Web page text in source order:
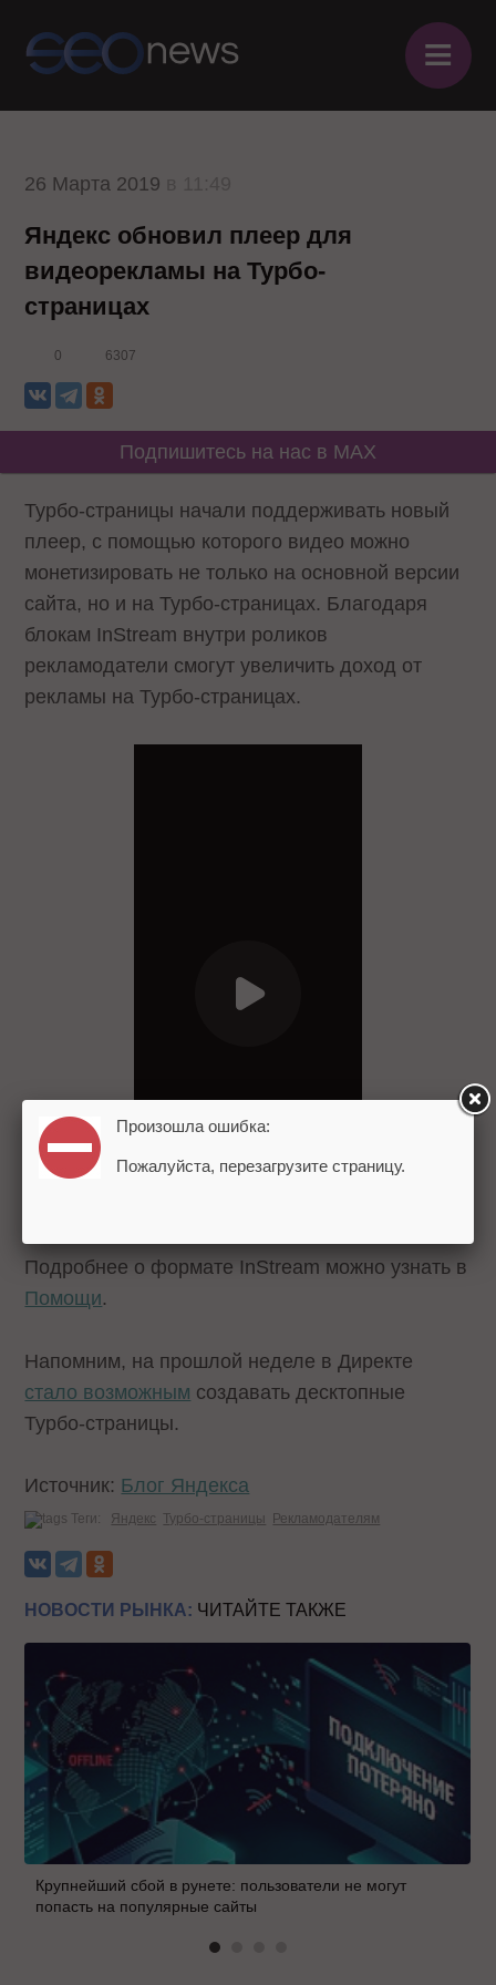
≡
26 Марта 2019
Яндекс обновил плеер для
видеорекламы на Турбо-
страницах
0 6307
Подпишитесь на нас в MAX
Турбо-страницы начали поддерживать новый
плеер, с помощью которого видео можно
монетизировать не только на основной версии
сайта, но и на Турбо-страницах. Благодаря
блокам InStream внутри роликов
рекламодатели смогут увеличить доход от
рекламы на Турбо-страницах.
Подробнее о формате InStream можно узнать в
Помощи.
Напомним, на прошлой неделе в Директе
стало возможным создавать десктопные
Турбо-страницы.
Источник: Блог Яндекса
Теги: Яндекс Турбо-страницы Рекламодателям
НОВОСТИ РЫНКА: ЧИТАЙТЕ ТАКЖЕ
Крупнейший сбой в рунете: пользователи не могут
попасть на популярные сайты
Произошла ошибка:
Пожалуйста, перезагрузите страницу.